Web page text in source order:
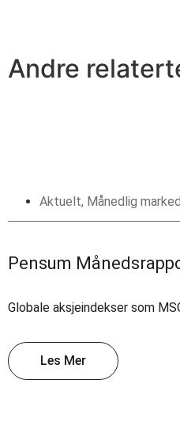
Andre
Aktuelt, Månedlig
Pensum
Globale aksjeindekser som
Les Mer